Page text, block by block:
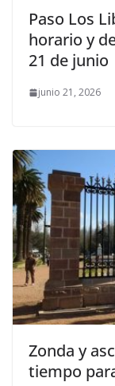
Paso Los
horario y
21 de junio
junio 21, 2026
Zonda y
tiempo